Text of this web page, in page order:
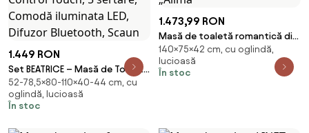
1.449 RON
Set BEATRICE – Masă de Toaletă
pentru Machiaj, Incarcare
Wireless, Oglindă Iluminată LED,
Control Touch, 5 sertare,
52-78,5×80-110×40-44 cm, cu
oglindă, lucioasă
În stoc
1.473,99 RON
Masă de toaletă romantică din
MDF alb, oglindă ovală
detașabilă, 4 sertare, 75 x 42 x
140 cm, „Alima"
140×75×42 cm, cu oglindă,
lucioasă
În stoc